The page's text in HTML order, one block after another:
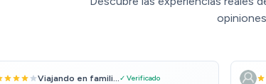
Viajando en famili... ✓ Verificado